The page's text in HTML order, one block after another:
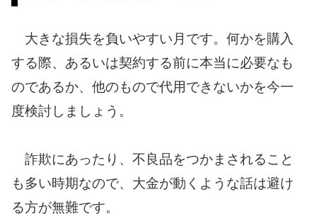
大きな損失を負いやすい月です。何かを購入
する際、あるいは契約する前に本当に必要なも
のであるか、他のもので代用できないかを今一
度検討しましょう。
詐欺にあったり、不良品をつかまされること
も多い時期なので、大金が動くような話は避け
る方が無難です。